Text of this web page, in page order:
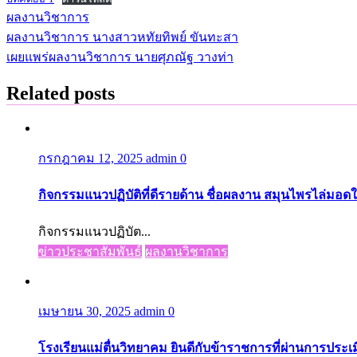
ผลงานวิชาการ
แนะแนว
ผลงานวิชาการ นางสาวหทัยทิพย์ ขันทะสา
เผยแพร่ผลงานวิชาการ นายศุภณัฐ วางท่า
Related posts
กรกฎาคม 12, 2025 admin 0
กิจกรรมแนวปฏิบัติที่ดีรายด้าน ชื่อผลงาน สมุนไพรไล่มอด
กิจกรรมแนวปฏิบัต...
ข่าวประชาสัมพันธ์ ผลงานวิชาการ
เมษายน 30, 2025 admin 0
โรงเรียนแม่ตื่นวิทยาคม ยินดีกับข้าราชการที่ผ่านการประ